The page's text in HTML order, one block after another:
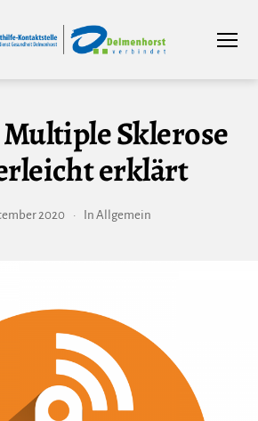
im
Sklerose
erklärt
2020 In Allgemein